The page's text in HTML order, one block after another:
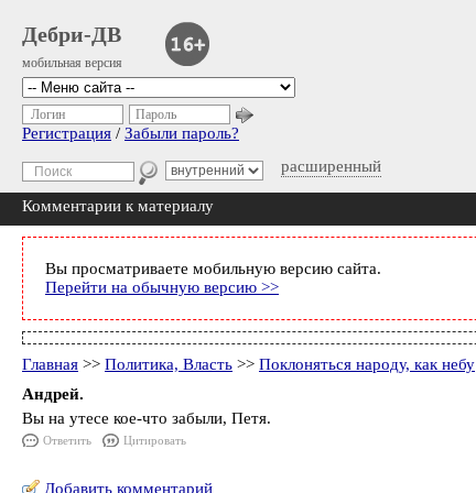
Дебри-ДВ
мобильная версия
расширенный
Логин Пароль
Регистрация / Забыли пароль?
Комментарии к материалу
Вы просматриваете мобильную версию сайта.
Перейти на обычную версию >>
Главная >> Политика, Власть >> Поклоняться народу, как небу
Андрей.
Вы на утесе кое-что забыли, Петя.
Ответить Цитировать
Добавить комментарий